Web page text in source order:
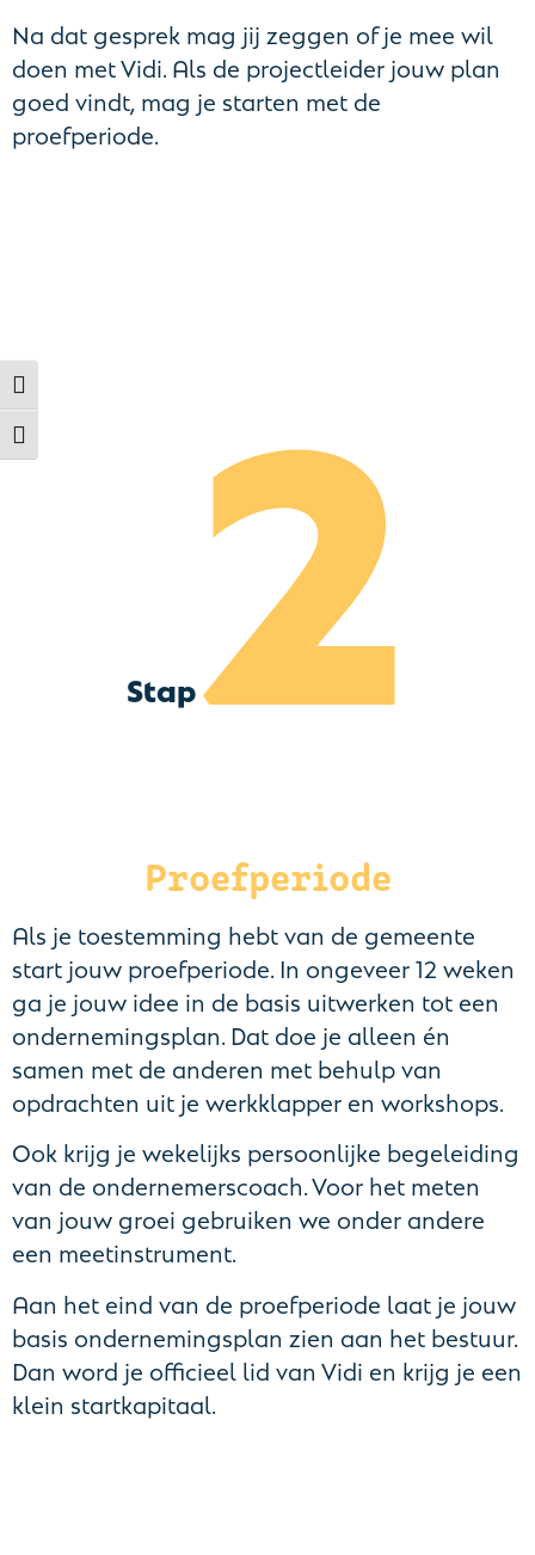
Toggle High Contrast
Toggle Font size
Na dat gesprek mag jij zeggen of je mee wil
doen met Vidi. Als de projectleider jouw plan
goed vindt, mag je starten met de
proefperiode.
Stap 2
Proefperiode
Als je toestemming hebt van de gemeente
start jouw proefperiode. In ongeveer 12 weken
ga je jouw idee in de basis uitwerken tot een
ondernemingsplan. Dat doe je alleen én
samen met de anderen met behulp van
opdrachten uit je werkklapper en workshops.
Ook krijg je wekelijks persoonlijke begeleiding
van de ondernemerscoach. Voor het meten
van jouw groei gebruiken we onder andere
een meetinstrument.
Aan het eind van de proefperiode laat je jouw
basis ondernemingsplan zien aan het bestuur.
Dan word je officieel lid van Vidi en krijg je een
klein startkapitaal.